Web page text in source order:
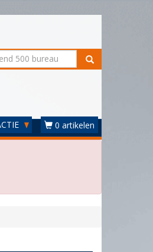
0 artikelen